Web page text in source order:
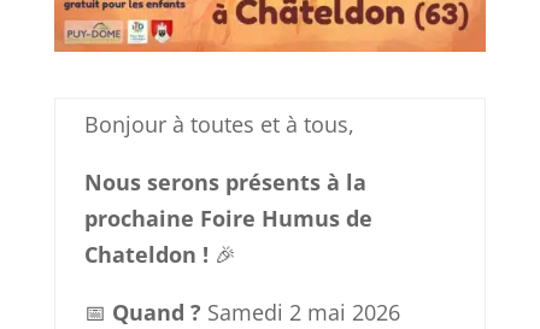
Bonjour à toutes et à tous,
Nous serons présents à la
prochaine Foire Humus de
Chateldon ! 🎉
📅 Quand ? Samedi 2 mai 2026